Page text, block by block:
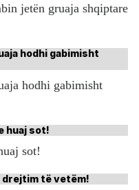
jetën gruaja shqiptare
hodhi gabimisht
sot!